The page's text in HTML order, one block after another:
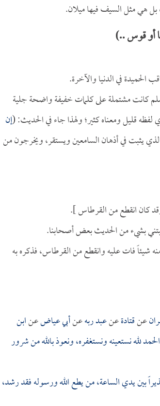
هي مثل السيف فيها ميلان.
أو قوس ..)
الحميدة في الدنيا والآخرة.
كانت مشتملة على كلمات خفيفة واضحة جلية
لفظه قليل ومعناه كثير؛ ولهذا جاء في الحديث: (إن
يثبت في أذهان السامعين ويستقر، ويخرجون من
كان انقطع من القرطاس ].
بشيء من الحديث بعض أصحابنا.
شيئاً فات عليه وانقطع من القرطاس، فذكره به
عنقتادةعنعبد ربهعنأبي عياضعنابن
لله نستعينه ونستغفره، ونعوذ بالله من شرور
بين يدي الساعة، من يطع الله ورسوله فقد رشد،